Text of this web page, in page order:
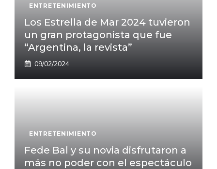
ENTRETENIMIENTO
Los Estrella de Mar 2024 tuvieron
un gran protagonista que fue
“Argentina, la revista”
09/02/2024
ENTRETENIMIENTO
Fede Bal y su novia disfrutaron a
más no poder con el espectáculo